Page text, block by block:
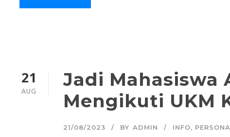
21
AUG
Jadi
Mengikuti UKM
21/08/2023 BY ADMIN INFO,